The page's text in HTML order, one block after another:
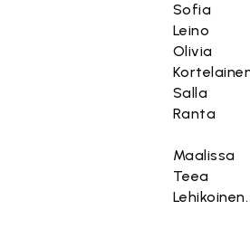
Sofia
Leino
Olivia
Salla
Ranta
Maalissa
Teea
Lehikoinen.